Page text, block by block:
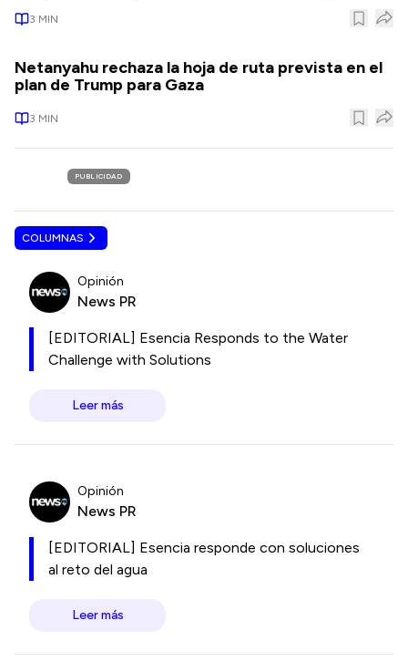
3 MIN
Netanyahu rechaza la hoja de ruta prevista en el
plan de Trump para Gaza
3 MIN
PUBLICIDAD
COLUMNAS
Opinión
News PR
[EDITORIAL] Esencia Responds to the Water
Challenge with Solutions
Leer más
Opinión
News PR
[EDITORIAL] Esencia responde con soluciones
al reto del agua
Leer más